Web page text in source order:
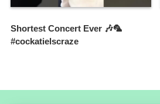
Shortest Concert Ever 🎶🦜
#cockatielscraze